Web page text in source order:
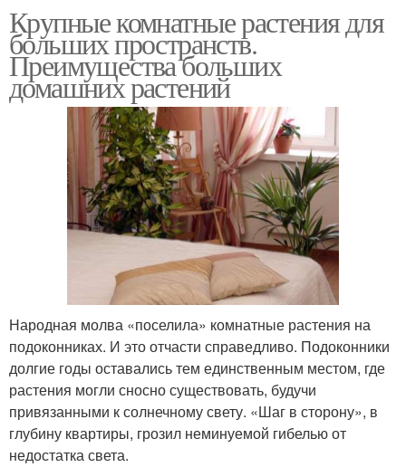
Крупные комнатные растения для
больших пространств.
Преимущества больших
домашних растений
Народная молва «поселила» комнатные растения на
подоконниках. И это отчасти справедливо. Подоконники
долгие годы оставались тем единственным местом, где
растения могли сносно существовать, будучи
привязанными к солнечному свету. «Шаг в сторону», в
глубину квартиры, грозил неминуемой гибелью от
недостатка света.